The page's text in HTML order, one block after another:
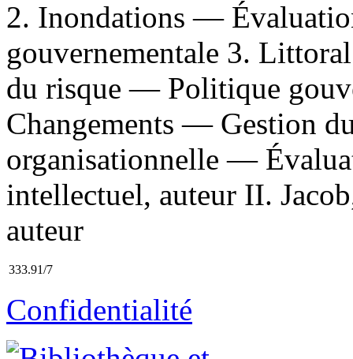
2. Inondations —
gouvernementale 3.
du risque — Politique
Changements — Gestion
organisationnelle —
intellectuel, auteur II.
auteur
333.91/7
Confidentialité